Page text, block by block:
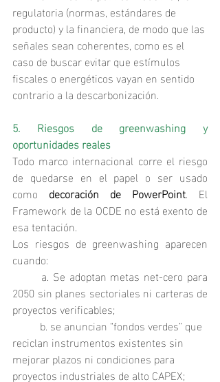
regulatoria (normas, estándares de
producto) y la financiera, de modo que las
señales sean coherentes, como es el
caso de buscar evitar que estímulos
fiscales o energéticos vayan en sentido
contrario a la descarbonización.
5. Riesgos de greenwashing y
oportunidades reales
Todo marco internacional corre el riesgo
de quedarse en el papel o ser usado
como decoración de PowerPoint. El
Framework de la OCDE no está exento de
esa tentación.
Los riesgos de greenwashing aparecen
cuando:
2050 sin planes sectoriales ni carteras de
proyectos verificables;
reciclan instrumentos existentes sin
mejorar plazos ni condiciones para
proyectos industriales de alto CAPEX;